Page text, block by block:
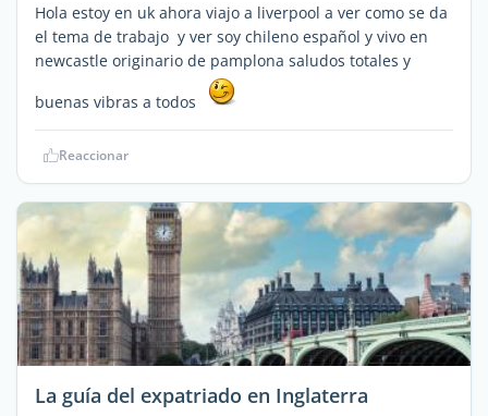
Hola estoy en uk ahora viajo a liverpool a ver como se da
el tema de trabajo y ver soy chileno español y vivo en
newcastle originario de pamplona saludos totales y
buenas vibras a todos
Reaccionar
La guía del expatriado en Inglaterra